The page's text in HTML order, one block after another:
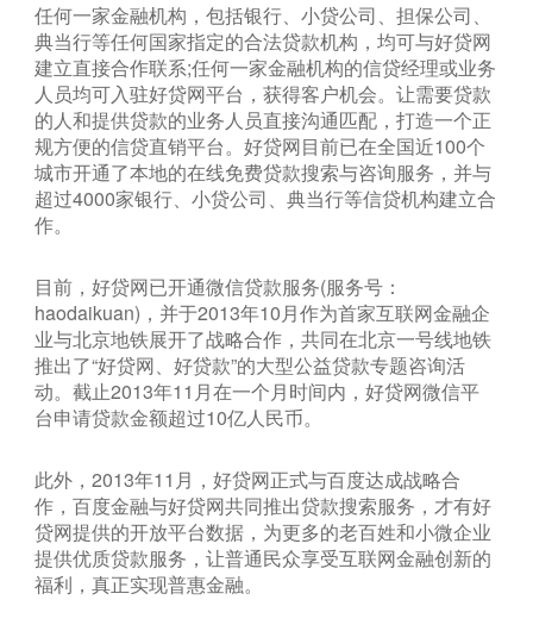
任何一家金融机构，包括银行、小贷公司、担保公司、
典当行等任何国家指定的合法贷款机构，均可与好贷网
建立直接合作联系;任何一家金融机构的信贷经理或业务
人员均可入驻好贷网平台，获得客户机会。让需要贷款
的人和提供贷款的业务人员直接沟通匹配，打造一个正
规方便的信贷直销平台。好贷网目前已在全国近100个
城市开通了本地的在线免费贷款搜索与咨询服务，并与
超过4000家银行、小贷公司、典当行等信贷机构建立合
作。
目前，好贷网已开通微信贷款服务(服务号：
haodaikuan)，并于2013年10月作为首家互联网金融企
业与北京地铁展开了战略合作，共同在北京一号线地铁
推出了“好贷网、好贷款”的大型公益贷款专题咨询活
动。截止2013年11月在一个月时间内，好贷网微信平
台申请贷款金额超过10亿人民币。
此外，2013年11月，好贷网正式与百度达成战略合
作，百度金融与好贷网共同推出贷款搜索服务，才有好
贷网提供的开放平台数据，为更多的老百姓和小微企业
提供优质贷款服务，让普通民众享受互联网金融创新的
福利，真正实现普惠金融。